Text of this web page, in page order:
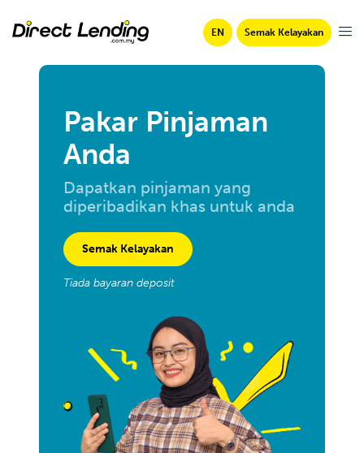
EN Semak Kelayakan
Pakar Pinjaman
Anda
Dapatkan pinjaman yang
diperibadikan khas untuk anda
Semak Kelayakan
Tiada bayaran deposit